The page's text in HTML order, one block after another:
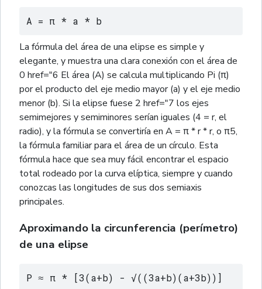
A = π * a * b
La fórmula del área de una elipse es simple y
elegante, y muestra una clara conexión con el área de
0 href="6 El área (A) se calcula multiplicando Pi (π)
por el producto del eje medio mayor (a) y el eje medio
menor (b). Si la elipse fuese 2 href="7 los ejes
semimejores y semiminores serían iguales (4 = r, el
radio), y la fórmula se convertiría en A = π * r * r, o π5,
la fórmula familiar para el área de un círculo. Esta
fórmula hace que sea muy fácil encontrar el espacio
total rodeado por la curva elíptica, siempre y cuando
conozcas las longitudes de sus dos semiaxis
principales.
Aproximando la circunferencia (perímetro)
de una elipse
P ≈ π * [3(a+b) - √((3a+b)(a+3b))]